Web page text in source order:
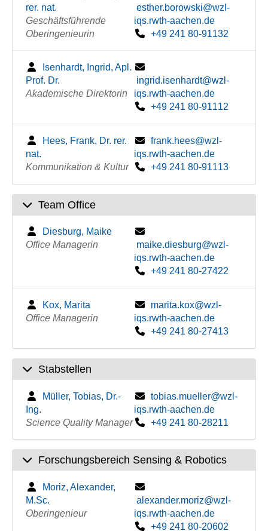
rer. nat.
Geschäftsführende
Oberingenieurin
esther.borowski@wzl-
iqs.rwth-aachen.de
+49 241 80-91132
Isenhardt, Ingrid, Apl.
Prof. Dr.
Akademische Direktorin
ingrid.isenhardt@wzl-
iqs.rwth-aachen.de
+49 241 80-91112
Hees, Frank, Dr. rer.
nat.
Kommunikation & Kultur
frank.hees@wzl-
iqs.rwth-aachen.de
+49 241 80-91113
Team Office
Diesburg, Maike
Office Managerin
maike.diesburg@wzl-
iqs.rwth-aachen.de
+49 241 80-27422
Kox, Marita
Office Managerin
marita.kox@wzl-
iqs.rwth-aachen.de
+49 241 80-27413
Stabstellen
Müller, Tobias, Dr.-
Ing.
Science Quality Manager
tobias.mueller@wzl-
iqs.rwth-aachen.de
+49 241 80-28211
Forschungsbereich Sensing & Robotics
Moriz, Alexander,
M.Sc.
Oberingenieur
alexander.moriz@wzl-
iqs.rwth-aachen.de
+49 241 80-20602